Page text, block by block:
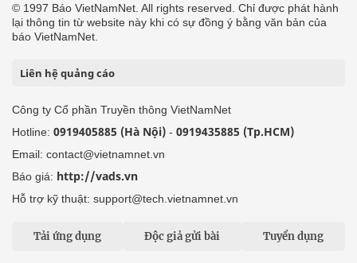
© 1997 Báo VietNamNet. All rights reserved. Chỉ được phát hành
lại thông tin từ website này khi có sự đồng ý bằng văn bản của
báo VietNamNet.
Liên hệ quảng cáo
Công ty Cổ phần Truyền thông VietNamNet
Hotline: 0919405885 (Hà Nội) - 0919435885 (Tp.HCM)
Email: contact@vietnamnet.vn
Báo giá: http://vads.vn
Hỗ trợ kỹ thuật: support@tech.vietnamnet.vn
Tải ứng dụng Độc giả gửi bài Tuyển dụng